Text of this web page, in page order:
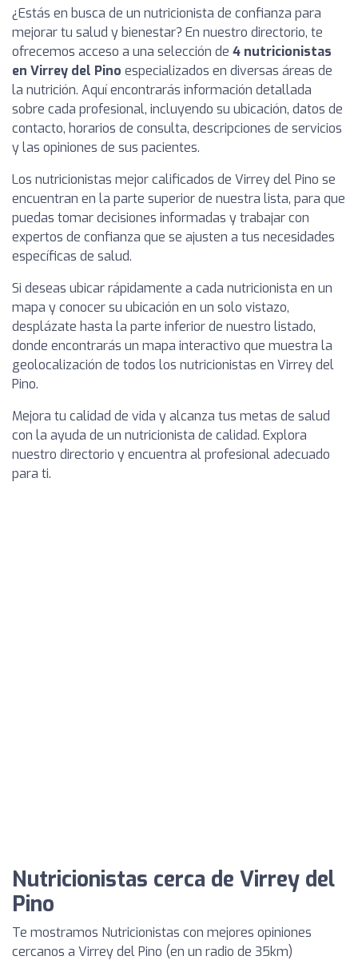
¿Estás en busca de un nutricionista de confianza para
mejorar tu salud y bienestar? En nuestro directorio, te
ofrecemos acceso a una selección de 4 nutricionistas
en Virrey del Pino especializados en diversas áreas de
la nutrición. Aquí encontrarás información detallada
sobre cada profesional, incluyendo su ubicación, datos de
contacto, horarios de consulta, descripciones de servicios
y las opiniones de sus pacientes.
Los nutricionistas mejor calificados de Virrey del Pino se
encuentran en la parte superior de nuestra lista, para que
puedas tomar decisiones informadas y trabajar con
expertos de confianza que se ajusten a tus necesidades
específicas de salud.
Si deseas ubicar rápidamente a cada nutricionista en un
mapa y conocer su ubicación en un solo vistazo,
desplázate hasta la parte inferior de nuestro listado,
donde encontrarás un mapa interactivo que muestra la
geolocalización de todos los nutricionistas en Virrey del
Pino.
Mejora tu calidad de vida y alcanza tus metas de salud
con la ayuda de un nutricionista de calidad. Explora
nuestro directorio y encuentra al profesional adecuado
para ti.
Nutricionistas cerca de Virrey del
Pino
Te mostramos Nutricionistas con mejores opiniones
cercanos a Virrey del Pino (en un radio de 35km)